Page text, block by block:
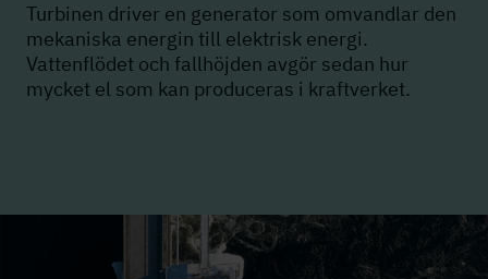
Turbinen driver en generator som omvandlar den
mekaniska energin till elektrisk energi.
Vattenflödet och fallhöjden avgör sedan hur
mycket el som kan produceras i kraftverket.